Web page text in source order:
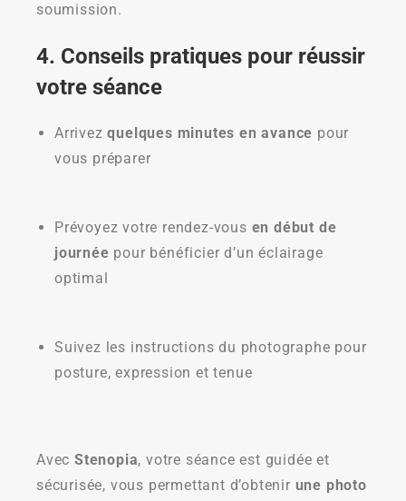
soumission.
4. Conseils pratiques pour réussir
votre séance
Arrivezquelques minutes en avance pour
vous préparer
Prévoyez votre rendez-vous en début de
journée pour bénéficier d’un éclairage
optimal
Suivez les instructions du photographe pour
posture, expression et tenue
Avec Stenopia, votre séance est guidée et
sécurisée, vous permettant d’obtenir une photo